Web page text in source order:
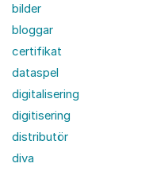
bilder
bloggar
certifikat
dataspel
digitalisering
digitisering
distributör
diva